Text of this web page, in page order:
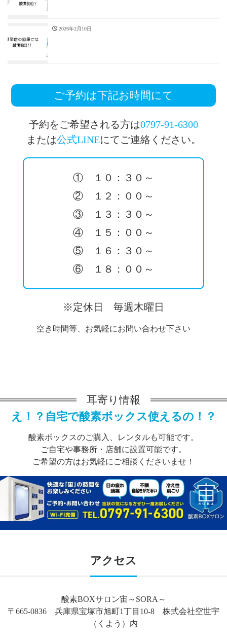
2026年2月10日
ご予約は下記お時間にて
予約をご希望される方は0797-91-6300
または公式LINEにてご連絡ください。
① １０：３０～
② １２：００～
③ １３：３０～
④ １５：００～
⑤ １６：３０～
⑥ １８：００～
※定休日 毎週木曜日
空き時間等、お気軽にお問い合わせ下さい
耳寄り情報
え！？自宅で酸素ボックス使えるの！？
酸素ボックスのご購入、レンタルも可能です。
ご自宅や事務所・店舗に設置可能です。
ご希望の方はお気軽にご相談くださいませ！
アクセス
酸素BOXサロン宙～SORA～
〒665-0836 兵庫県宝塚市旭町1丁目10-8 株式会社空世宇
（くよう）内